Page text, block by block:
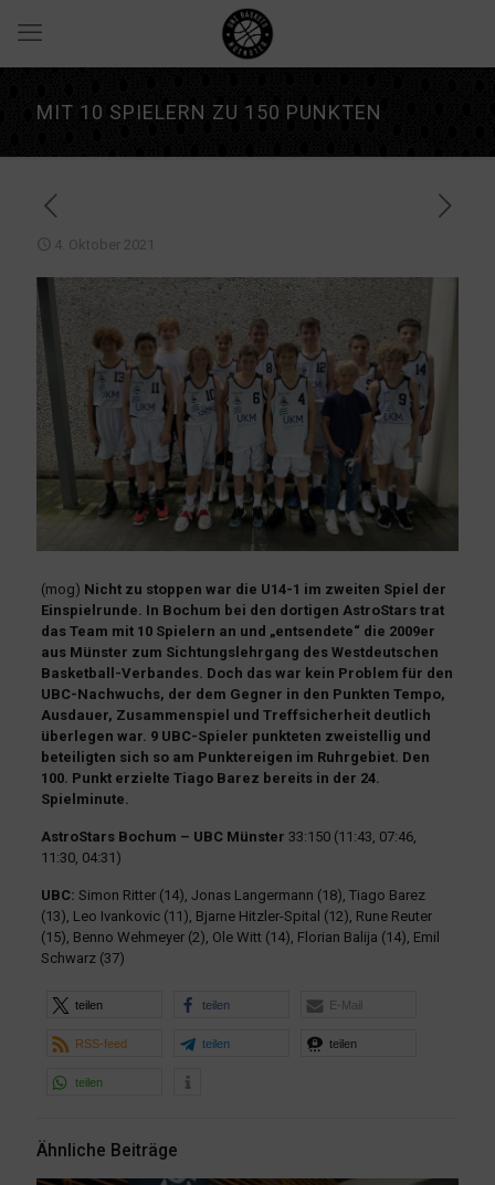
MIT 10 SPIELERN ZU 150 PUNKTEN
4. Oktober 2021
(mog) Nicht zu stoppen war die U14-1 im zweiten Spiel der
Einspielrunde. In Bochum bei den dortigen AstroStars trat
das Team mit 10 Spielern an und „entsendete“ die 2009er
aus Münster zum Sichtungslehrgang des Westdeutschen
Basketball-Verbandes. Doch das war kein Problem für den
UBC-Nachwuchs, der dem Gegner in den Punkten Tempo,
Ausdauer, Zusammenspiel und Treffsicherheit deutlich
überlegen war. 9 UBC-Spieler punkteten zweistellig und
beteiligten sich so am Punktereigen im Ruhrgebiet. Den
100. Punkt erzielte Tiago Barez bereits in der 24.
Spielminute.
AstroStars Bochum – UBC Münster 33:150 (11:43, 07:46,
11:30, 04:31)
UBC: Simon Ritter (14), Jonas Langermann (18), Tiago Barez
(13), Leo Ivankovic (11), Bjarne Hitzler-Spital (12), Rune Reuter
(15), Benno Wehmeyer (2), Ole Witt (14), Florian Balija (14), Emil
Schwarz (37)
teilen teilen E-Mail
RSS-feed teilen teilen
teilen
Ähnliche Beiträge